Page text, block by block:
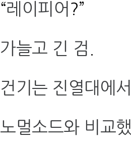
“레이피어 ?”
가늘고 긴 검
건기는 진열대에
노멀소드와 비교